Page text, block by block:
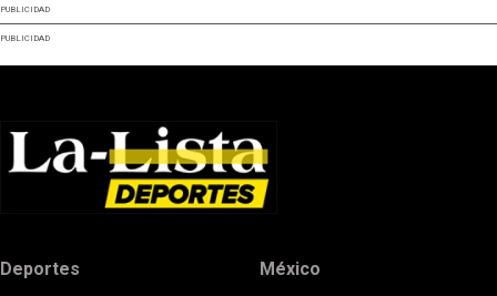
PUBLICIDAD
PUBLICIDAD
Deportes México